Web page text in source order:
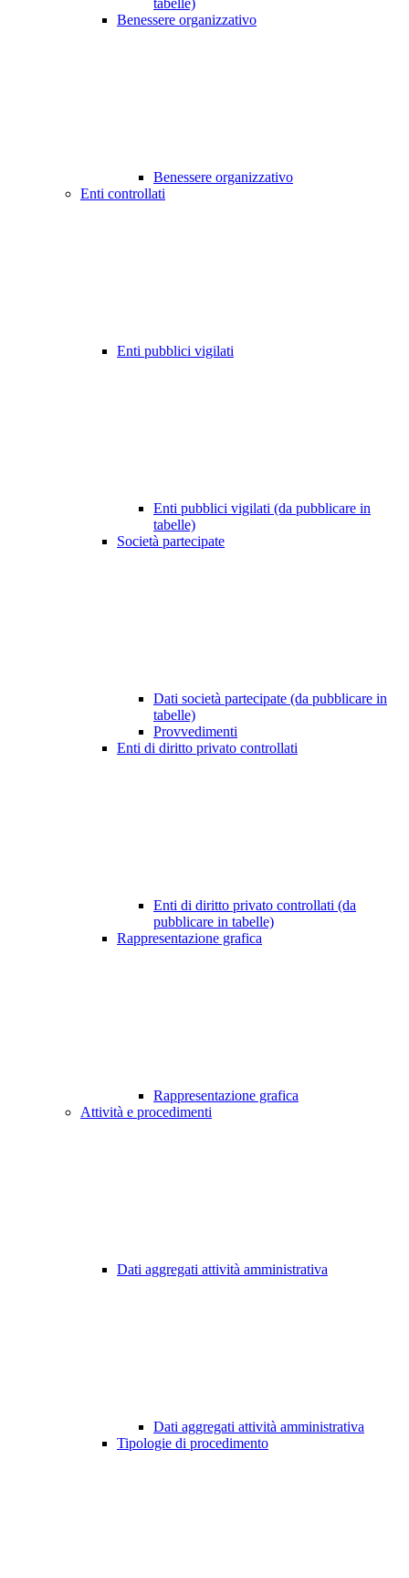
tabelle)
Benessere organizzativo
Benessere organizzativo
Enti controllati
Enti pubblici vigilati
Enti pubblici vigilati (da pubblicare in
tabelle)
Società partecipate
Dati società partecipate (da pubblicare in
tabelle)
Provvedimenti
Enti di diritto privato controllati
Enti di diritto privato controllati (da
pubblicare in tabelle)
Rappresentazione grafica
Rappresentazione grafica
Attività e procedimenti
Dati aggregati attività amministrativa
Dati aggregati attività amministrativa
Tipologie di procedimento